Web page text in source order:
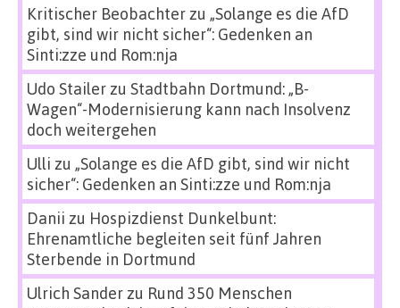
Kritischer Beobachterzu „Solange es die AfD
gibt, sind wir nicht sicher“: Gedenken an
Sinti:zze und Rom:nja
Udo Stailerzu Stadtbahn Dortmund: „B-
Wagen“-Modernisierung kann nach Insolvenz
doch weitergehen
Ulli zu „Solange es die AfD gibt, sind wir nicht
sicher“: Gedenken an Sinti:zze und Rom:nja
Danii zu Hospizdienst Dunkelbunt:
Ehrenamtliche begleiten seit fünf Jahren
Sterbende in Dortmund
Ulrich Sanderzu Rund 350 Menschen